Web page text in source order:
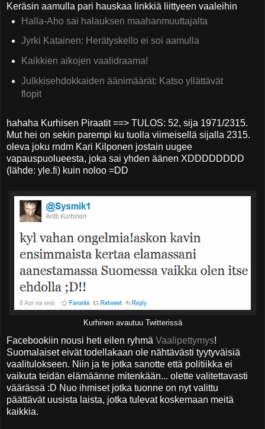
Keräsin aamulla pari hauskaa linkkiä liittyeen vaaleihin
Halla-Aho sai halauksen maahanmuuttajalta
Jyrki Katainen: Herätyskello ei soi aamulla
Kaikkien aikojen vaalidraama!
Julkkisehdokkaiden äänimäärät: Katso yllättävät
flopit
hahaha Kurhisen Piraatit ==> TULOS: 52, sija 1971/2315.
Mut hei on sekin parempi ku tuolla viimeisellä sijalla 2315.
oleva joku rndm Kari Kilponen jostain uugee
vapauspuolueesta, joka sai yhden äänen XDDDDDDDD
(lähde: yle.fi) kuin noloo =DD
Kurhinen avautuu Twitterissä
Facebookiin nousi heti eilen ryhmä Vaalipettymys!
Suomalaiset eivät todellakaan ole nähtävästi tyytyväisiä
vaalitulokseen. Niin ja te jotka sanotte että politiikka ei
vaikuta teidän elämäänne mitenkään... olette valitettavasti
väärässä :D Nuo ihmiset jotka tuonne on nyt valittu
päättävät uusista laista, jotka tulevat koskemaan meitä
kaikkia.